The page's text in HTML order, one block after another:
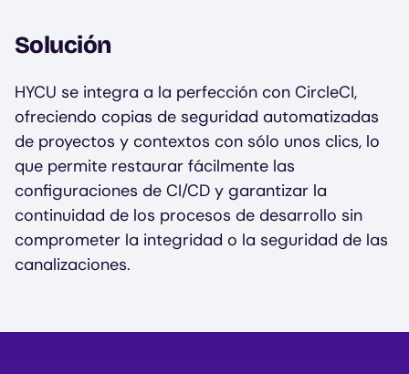
Solución
HYCU se integra a la perfección con CircleCI,
ofreciendo copias de seguridad automatizadas
de proyectos y contextos con sólo unos clics, lo
que permite restaurar fácilmente las
configuraciones de CI/CD y garantizar la
continuidad de los procesos de desarrollo sin
comprometer la integridad o la seguridad de las
canalizaciones.